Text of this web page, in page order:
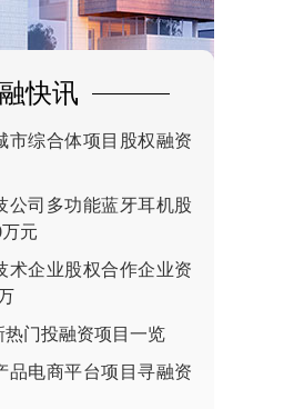
快讯
市综合体项目股权融资
公司多功能蓝牙耳机股
元
术企业股权合作企业资
热门投融资项目一览
品电商平台项目寻融资